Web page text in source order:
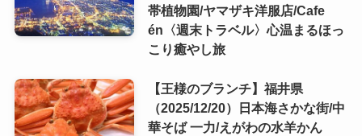
帯植物園/ヤマザキ洋服店/Cafe
én〈週末トラベル〉心温まるほっ
こり癒やし旅
【王様のブランチ】福井県
（2025/12/20）日本海さかな街/中
華そば 一力/えがわの水羊かん